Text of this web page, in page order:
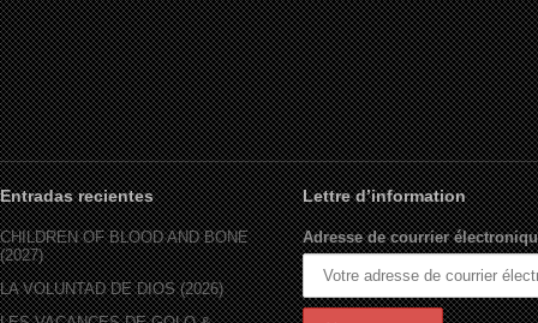
Entradas recientes
CHILDREN OF BLOOD AND BONE
(2027)
LA VOLUNTAD DE DIOS (2026)
Lettre d’information
Adresse de courrier